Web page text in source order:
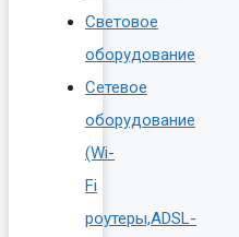
Световое
оборудование
Сетевое
оборудование
(Wi-
Fi
роутеры,ADSL-